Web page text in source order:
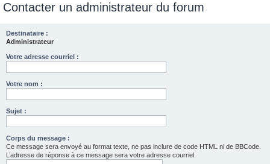
Contacter un administrateur du forum
Destinataire :
Administrateur
Votre adresse courriel :
Votre nom :
Sujet :
Corps du message :
Ce message sera envoyé au format texte, ne pas inclure de code HTML ni de BBCode.
L’adresse de réponse à ce message sera votre adresse courriel.